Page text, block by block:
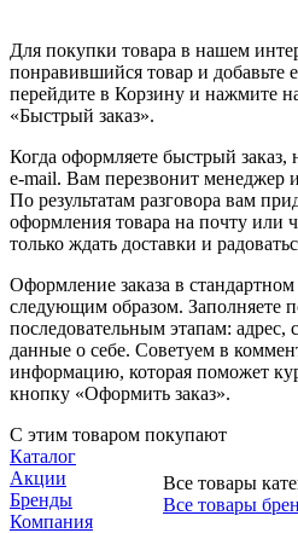
Для покупки товара в нашем
понравившийся товар и добавьте
перейдите в Корзину и нажмите
«Быстрый заказ».
Когда оформляете быстрый
e-mail. Вам перезвонит менеджер
По результатам разговора вам
оформления товара на почту или
только ждать доставки и
Оформление заказа в
следующим образом. Заполняете
последовательным этапам: адрес,
данные о себе. Советуем в
информацию, которая поможет
кнопку «Оформить заказ».
С этим товаром покупают
Все товары
Все товары
Каталог
Акции
Бренды
Компания